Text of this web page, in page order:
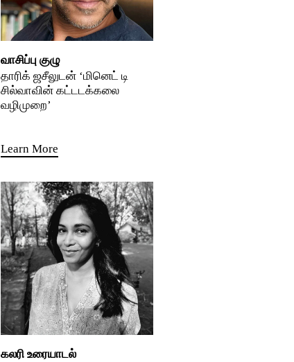
வாசிப்பு குழு
தாரிக் ஜசீலுடன் ‘மினெட் டி
சில்வாவின் கட்டடக்கலை
வழிமுறை’
Learn More
கலரி உரையாடல்